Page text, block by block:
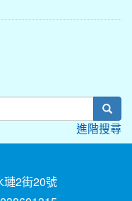
進階搜尋
璉2街20號